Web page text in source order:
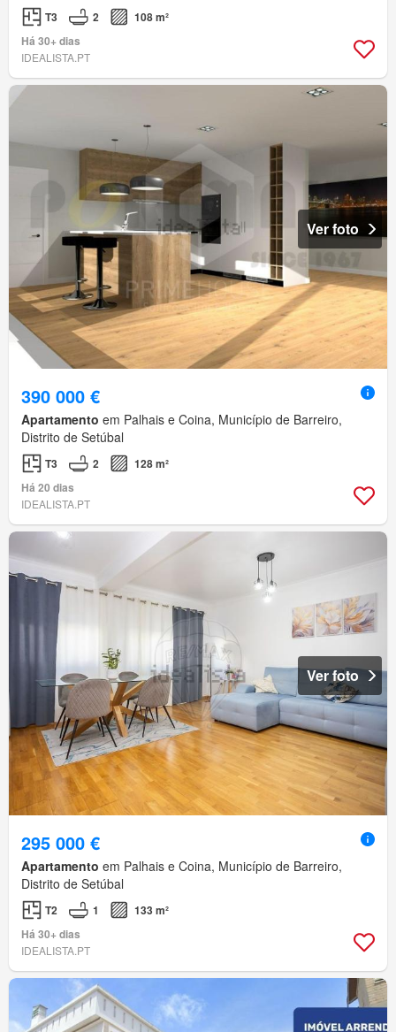
T3 2
108 m²
Há 30+ dias
IDEALISTA.PT
Ver foto
390 000 €
Apartamento em Palhais e Coina, Município de Barreiro,
Distrito de Setúbal
T3 2
128 m²
Há 20 dias
IDEALISTA.PT
Ver foto
295 000 €
Apartamento em Palhais e Coina, Município de Barreiro,
Distrito de Setúbal
T2 1
133 m²
Há 30+ dias
IDEALISTA.PT